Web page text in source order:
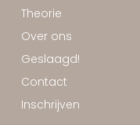
Theorie
Over ons
Geslaagd!
Contact
Inschrijven